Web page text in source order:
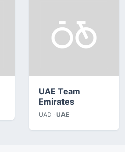
UAE Team
Emirates
UAD · UAE